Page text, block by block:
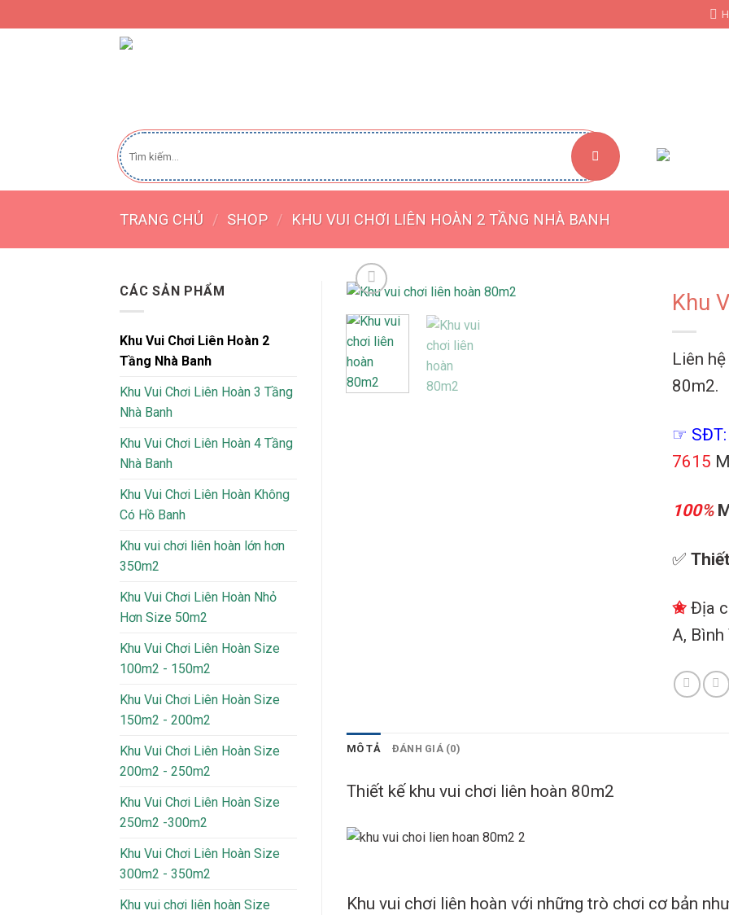
to
Tìm
kiếm:
TRANG CHỦ / SHOP / KHU VUI CHƠI LIÊN HOÀN 2 TẦNG NHÀ BANH
CÁC SẢN PHẨM
Khu Vui Chơi Liên Hoàn 2
Tầng Nhà Banh
Khu Vui Chơi Liên Hoàn 3 Tầng
Nhà Banh
Khu Vui Chơi Liên Hoàn 4 Tầng
Nhà Banh
Khu Vui Chơi Liên Hoàn Không
Có Hồ Banh
Khu vui chơi liên hoàn lớn hơn
350m2
Khu Vui Chơi Liên Hoàn Nhỏ
Hơn Size 50m2
Khu Vui Chơi Liên Hoàn Size
100m2 - 150m2
Khu Vui Chơi Liên Hoàn Size
150m2 - 200m2
Khu Vui Chơi Liên Hoàn Size
200m2 - 250m2
Khu Vui Chơi Liên Hoàn Size
250m2 -300m2
Khu Vui Chơi Liên Hoàn Size
300m2 - 350m2
Khu vui chơi liên hoàn Size
Khu
Liên
80m2.
☞ SĐT:
7615
100%
✅
✬Địa
A, Bình
MÔ TẢ ĐÁNH GIÁ (0)
Thiết kế khu vui chơi liên hoàn 80m2
Khu vui chơi liên hoàn với những trò chơi cơ bản